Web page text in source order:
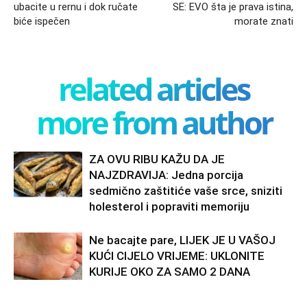
ubacite u rernu i dok ručate
biće ispečen
SE: EVO šta je prava istina,
morate znati
related articles
more from author
ZA OVU RIBU KAŽU DA JE
NAJZDRAVIJA: Jedna porcija
sedmično zaštitiće vaše srce, sniziti
holesterol i popraviti memoriju
Ne bacajte pare, LIJEK JE U VAŠOJ
KUĆI CIJELO VRIJEME: UKLONITE
KURIJE OKO ZA SAMO 2 DANA